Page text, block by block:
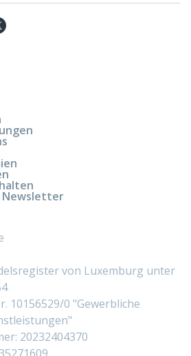
Newsletter
von Luxemburg unter
10156529/0 "Gewerbliche
20232404370